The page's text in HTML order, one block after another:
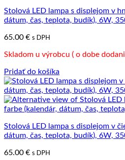
Stolová LED lampa s displejom v
dátum, čas, teplota, budík), 6W,
65.00 € s DPH
Skladom u výrobcu ( o dobe
Pridať do košíka
Stolová LED lampa s displejom v
dátum, čas, teplota, budík), 6W,
65.00 € s DPH